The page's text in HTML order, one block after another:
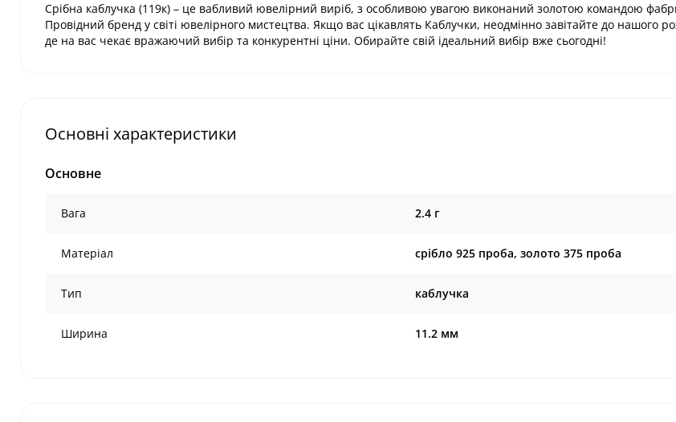
Срібна каблучка (119к) – це вабливий ювелірний виріб, з особливою увагою виконаний золотою командою
Провідний бренд у світі ювелірного мистецтва. Якщо вас цікавлять Каблучки, неодмінно завітайте до нашого
де на вас чекає вражаючий вибір та конкурентні ціни. Обирайте свій ідеальний вибір вже сьогодні!
Основні характеристики
Основне
Вага 2.4 г
Матеріал срібло 925 проба, золото 375 проба
Тип каблучка
Ширина 11.2 мм